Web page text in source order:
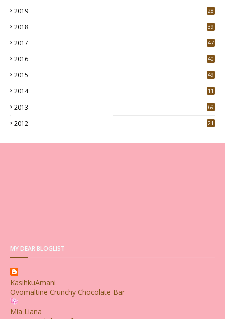
2019
28
2018
39
2017
47
2016
40
2015
49
2014 11
2013 69
2012 21
MY DEAR BLOGLIST
KasihkuAmani
Ovomaltine Crunchy Chocolate Bar
Mia Liana